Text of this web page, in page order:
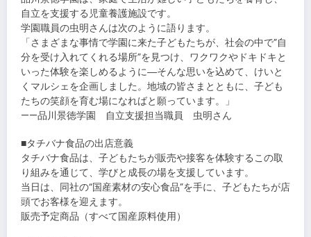
自立を支援する児童養護施設です。
学園職員の虫明さんは次のように語ります。
「さまざまな事情で学園に来た子どもたちが、社会の中で”自
分を受け入れてくれる場所”を見つけ、ワクワクやドキドキと
いった体験を楽しめるように―そんな思いを込めて、けいと
くマルシェを企画しました。地域の皆さまとともに、子ども
たちの笑顔を育む場になればと願っています。」
——品川景徳学園 自立支援担当職員 虫明さん
■タチバナ食品の出店意義
タチバナ食品は、子どもたちが販売や接客を体験するこの取
り組みを通じて、学びと成長の場を支援しています。
当日は、同社の“国産素材の安心食品”を手に、子どもたちが店
頭でお客様を迎えます。
販売予定商品（すべて国産原料使用）